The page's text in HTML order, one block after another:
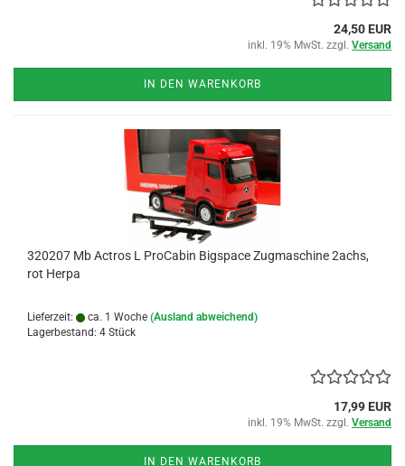
24,50 EUR
inkl. 19% MwSt. zzgl. Versand
IN DEN WARENKORB
320207 Mb Actros L ProCabin Bigspace Zugmaschine 2achs,
rot Herpa
Lieferzeit: ca. 1 Woche (Ausland abweichend)
Lagerbestand: 4 Stück
17,99 EUR
inkl. 19% MwSt. zzgl. Versand
IN DEN WARENKORB